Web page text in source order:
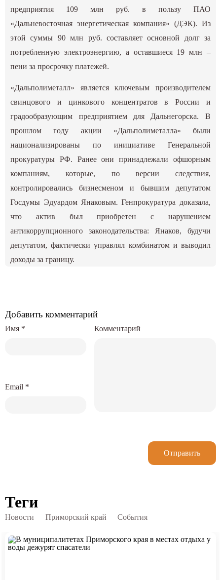
предприятия 109 млн руб. в пользу ПАО
«Дальневосточная энергетическая компания» (ДЭК). Из
этой суммы 90 млн руб. составляет основной долг за
потребленную электроэнергию, а оставшиеся 19 млн –
пени за просрочку платежей.
«Дальполиметалл» является ключевым производителем
свинцового и цинкового концентратов в России и
градообразующим предприятием для Дальнегорска. В
прошлом году акции «Дальполиметалла» были
национализированы по инициативе Генеральной
прокуратуры РФ. Ранее они принадлежали офшорным
компаниям, которые, по версии следствия,
контролировались бизнесменом и бывшим депутатом
Госдумы Эдуардом Янаковым. Генпрокуратура доказала,
что актив был приобретен с нарушением
антикоррупционного законодательства: Янаков, будучи
депутатом, фактически управлял комбинатом и выводил
доходы за границу.
Добавить комментарий
Комментарий
Имя *
Email *
Отправить
Теги
Новости Приморский край События